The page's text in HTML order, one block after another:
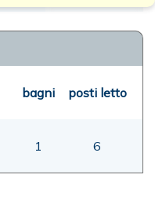
bagni posti letto
1 6